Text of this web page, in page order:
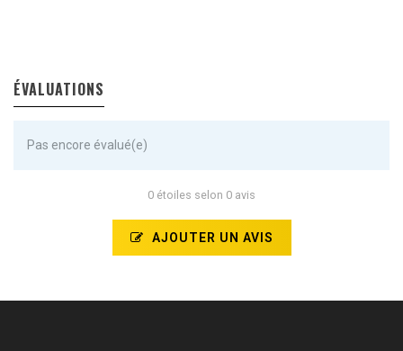
ÉVALUATIONS
Pas encore évalué(e)
0 étoiles selon 0 avis
AJOUTER UN AVIS